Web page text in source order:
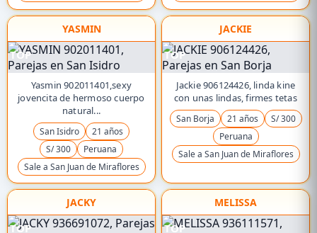
YASMIN
TOP
Yasmin 902011401,sexy
jovencita de hermoso cuerpo
natural...
San Isidro
21 años
S/ 300
Peruana
Sale a San Juan de Miraflores
JACKIE
TOP
Jackie 906124426, linda kine
con unas lindas, firmes tetas
San Borja 21 años
S/ 300
Peruana
Sale a San Juan de Miraflores
JACKY
TOP
MELISSA
TOP